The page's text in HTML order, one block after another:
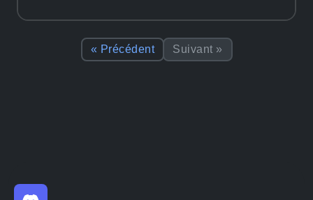
« Précédent Suivant »